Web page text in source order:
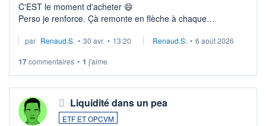
C'EST le moment d'acheter 😄​
Perso je renforce. Çà remonte en flèche à chaque
Investissement long terme tip top pour sa retraite.
par Renaud.S. • 30 avr. • 13:20 Renaud.S. • 6 août 2026
17commentaires • 1 j'aime
Liquidité dans un pea
ETF ET OPCVM